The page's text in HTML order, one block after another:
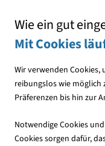
Wie ein gut
Mit Cookies
Wir verwenden Cookies,
reibungslos wie möglich
Präferenzen bis hin zur
Notwendige Cookies
Cookies sorgen dafür,
Publikationen